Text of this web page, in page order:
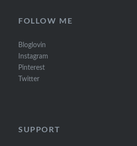
FOLLOW ME
Bloglovin
Instagram
Pinterest
Twitter
SUPPORT